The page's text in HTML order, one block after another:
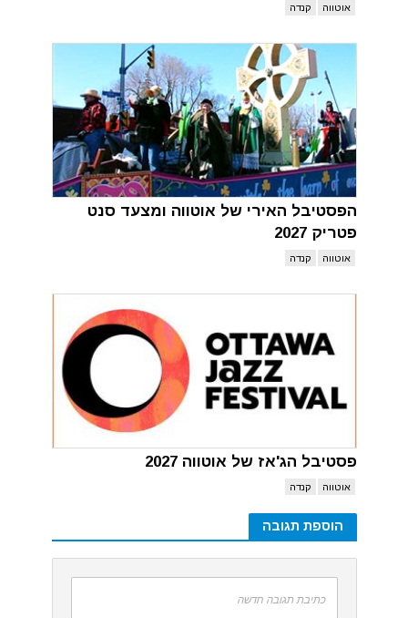
אוטווה קנדה
הפסטיבל האירי של אוטווה ומצעד סנט
פטריק 2027
אוטווה קנדה
פסטיבל הג'אז של אוטווה 2027
אוטווה קנדה
הוספת תגובה
כתיבת תגובה חדשה